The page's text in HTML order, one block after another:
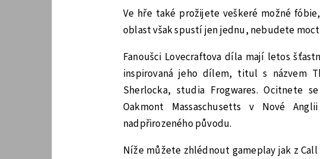
Ve hře také prožijete veškeré možné
oblast však spustí jen jednu, nebudete
Fanoušci Lovecraftova díla mají letos
inspirovaná jeho dílem, titul s názvem
Sherlocka, studia Frogwares. Ocitnete
Oakmont Massaschusetts v Nové
nadpřirozeného původu.
Níže můžete zhlédnout gameplay jak z